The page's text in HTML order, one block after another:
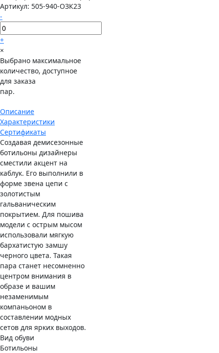
Артикул: 505-940-ОЗК23
-
+
×
Выбрано максимальное
количество, доступное
для заказа
пар.
Описание
Характеристики
Сертификаты
Создавая демисезонные
ботильоны дизайнеры
сместили акцент на
каблук. Его выполнили в
форме звена цепи с
золотистым
гальваническим
покрытием. Для пошива
модели с острым мысом
использовали мягкую
бархатистую замшу
черного цвета. Такая
пара станет несомненно
центром внимания в
образе и вашим
незаменимым
компаньоном в
составлении модных
сетов для ярких выходов.
Вид обуви
Ботильоны